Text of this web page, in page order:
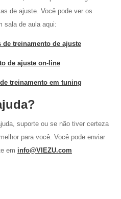
de ajuste. Você pode ver os
sala de aula aqui:
treinamento de ajuste
de ajuste on-line
treinamento em tuning
suporte ou se não tiver certeza
para você. Você pode enviar
em info@VIEZU.com